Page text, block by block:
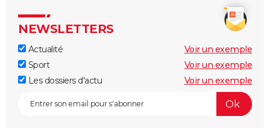
NEWSLETTERS
Actualité
Voir un exemple
Sport
Voir un exemple
Les dossiers d'actu
Voir un exemple